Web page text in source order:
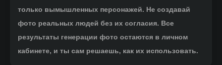
только вымышленных персонажей. Не создавай
фото реальных людей без их согласия. Все
результаты генерации фото остаются в личном
кабинете, и ты сам решаешь, как их использовать.